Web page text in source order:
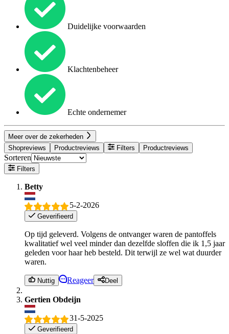
Duidelijke voorwaarden
Klachtenbeheer
Echte ondernemer
Meer over de zekerheden
Shopreviews
Productreviews Filters Productreviews
Sorteren
Filters
Betty
5-2-2026
Geverifieerd
Op tijd geleverd. Volgens de ontvanger waren de pantoffels
kwalitatief wel veel minder dan dezelfde sloffen die ik 1,5 jaar
geleden voor haar heb besteld. Dit terwijl ze wel wat duurder
waren.
Nuttig Reageer Deel
Gertien Obdeijn
31-5-2025
Geverifieerd